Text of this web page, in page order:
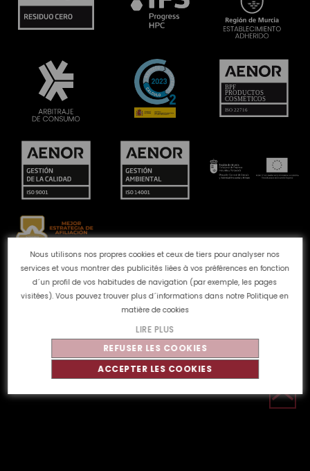
Nous utilisons nos propres cookies et ceux de tiers pour analyser nos
services et vous montrer des publicités liées à vos préférences en fonction
d´un profil de vos habitudes de navigation (par exemple, les pages
visitées). Vous pouvez trouver plus d´informations dans notre Politique en
matière de cookies
LIRE PLUS
REFUSER LES COOKIES
ACCEPTER LES COOKIES
Canal des plaintes Politique de Cookies
Politique de
confidentialité
Avis juridique
Qualité et
2026 - Tous droits réservés